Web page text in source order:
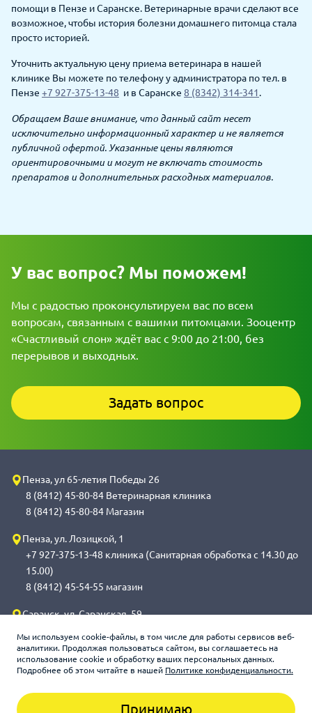
Мы используем cookie-файлы, в том числе для работы сервисов веб-
аналитики. Продолжая пользоваться сайтом, вы соглашаетесь на
использование cookie и обработку ваших персональных данных.
Подробнее об этом читайте в нашей Политике конфиденциальности.
Принимаю
помощи в Пензе и Саранске. Ветеринарные врачи сделают все
возможное, чтобы история болезни домашнего питомца стала
просто историей.
Уточнить актуальную цену приема ветеринара в нашей
клинике Вы можете по телефону у администратора по тел. в
Пензе +7 927-375-13-48 и в Саранске 8 (8342) 314-341.
Обращаем Ваше внимание, что данный сайт несет
исключительно информационный характер и не является
публичной офертой. Указанные цены являются
ориентировочными и могут не включать стоимость
препаратов и дополнительных расходных материалов.
У вас вопрос? Мы поможем!
Мы с радостью проконсультируем вас по всем
вопросам, связанным с вашими питомцами. Зооцентр
«Счастливый слон» ждёт вас с 9:00 до 21:00, без
перерывов и выходных.
Задать вопрос
Пенза, ул 65-летия Победы 26
8 (8412) 45-80-84 Ветеринарная клиника
8 (8412) 45-80-84 Магазин
Пенза, ул. Лозицкой, 1
+7 927-375-13-48 клиника (Санитарная обработка с 14.30 до
15.00)
8 (8412) 45-54-55 магазин
Саранск, ул. Саранская, 59
обработка с 14.00 до 14.30)
8 (8342) 272-275 магазин